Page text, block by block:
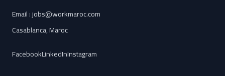
Email : jobs@workmaroc.com
Casablanca, Maroc
FacebookLinkedInInstagram